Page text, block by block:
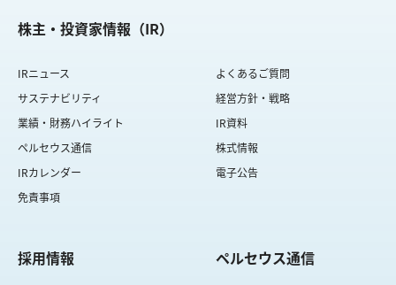
株主・投資家情報（IR）
IRニュース
よくあるご質問
サステナビリティ
経営方針・戦略
業績・財務ハイライト
IR資料
ペルセウス通信
株式情報
IRカレンダー
電子公告
免責事項
採用情報 ペルセウス通信